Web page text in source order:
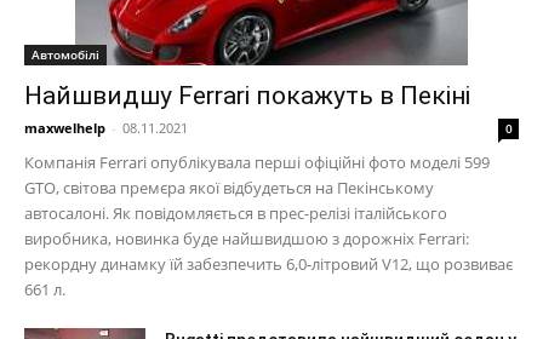
Автомобілі
Найшвидшу Ferrari покажуть в Пекіні
maxwelhelp - 08.11.2021 0
Компанія Ferrari опублікувала перші офіційні фото моделі 599
GTO, світова премєра якої відбудеться на Пекінському
автосалоні. Як повідомляється в прес-релізі італійського
виробника, новинка буде найшвидшою з дорожніх Ferrari:
рекордну динамку їй забезпечить 6,0-літровий V12, що розвиває
661 л.